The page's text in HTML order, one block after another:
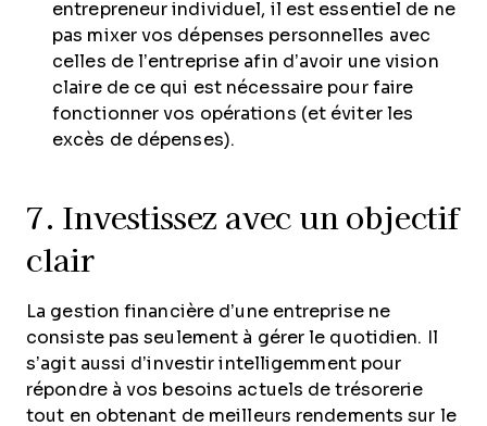
entrepreneur individuel, il est essentiel de ne
pas mixer vos dépenses personnelles avec
celles de l’entreprise afin d’avoir une vision
claire de ce qui est nécessaire pour faire
fonctionner vos opérations (et éviter les
excès de dépenses).
7. Investissez avec un objectif
clair
La gestion financière d’une entreprise ne
consiste pas seulement à gérer le quotidien. Il
s’agit aussi d’investir intelligemment pour
répondre à vos besoins actuels de trésorerie
tout en obtenant de meilleurs rendements sur le